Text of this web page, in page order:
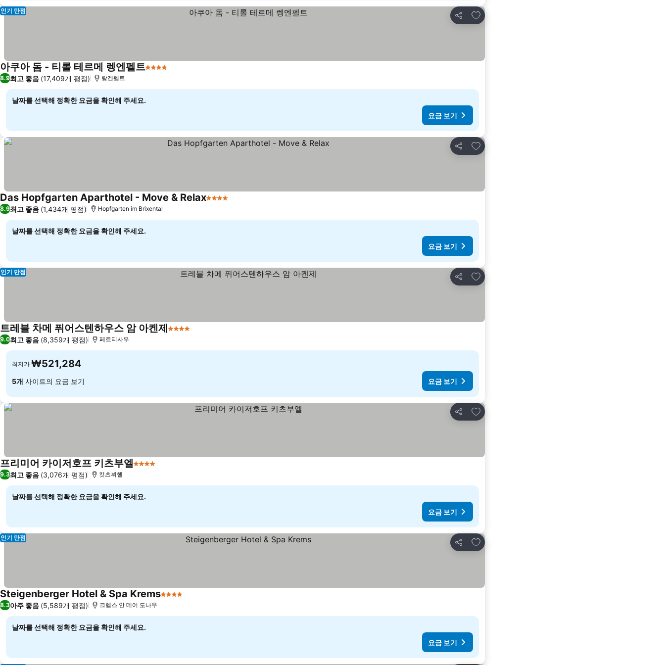
공유
즐겨찾기에 추가
인기 만점
아쿠아 돔 - 티롤 테르메 렝엔펠트4 성급
8.9최고 좋음 (17,409개 평점) 랑겐펠트
날짜를 선택해 정확한 요금을 확인해 주세요.
요금 보기
공유
즐겨찾기에 추가
Das Hopfgarten Aparthotel - Move & Relax4 성급
8.9최고 좋음 (1,434개 평점) Hopfgarten im Brixental
날짜를 선택해 정확한 요금을 확인해 주세요.
요금 보기
공유
즐겨찾기에 추가
인기 만점
트레블 차메 퓌어스텐하우스 암 아켄제4 성급
9.0최고 좋음 (8,359개 평점) 페르티사우
최저가 ₩521,284
5개 사이트의 요금 보기 요금 보기
공유
즐겨찾기에 추가
프리미어 카이저호프 키츠부엘4 성급
9.3최고 좋음 (3,076개 평점) 킷츠뷔헬
날짜를 선택해 정확한 요금을 확인해 주세요.
요금 보기
공유
즐겨찾기에 추가
인기 만점
Steigenberger Hotel & Spa Krems4 성급
8.3아주 좋음 (5,589개 평점) 크렘스 안 데어 도나우
날짜를 선택해 정확한 요금을 확인해 주세요.
요금 보기